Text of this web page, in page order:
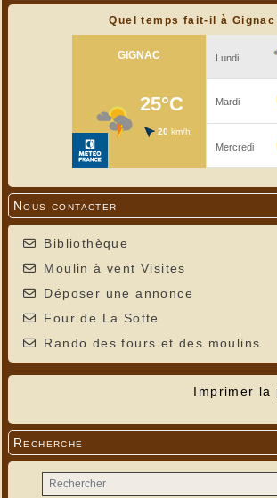
Quel temps fait-il à
Nous contacter
Bibliothèque
Moulin à vent Visites
Déposer une annonce
Four de La Sotte
Rando des fours et des moulins
Imprimer la
Recherche